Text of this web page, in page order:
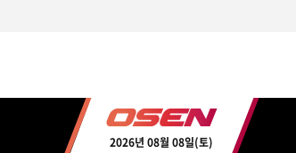
2026년 08월 08일(토)